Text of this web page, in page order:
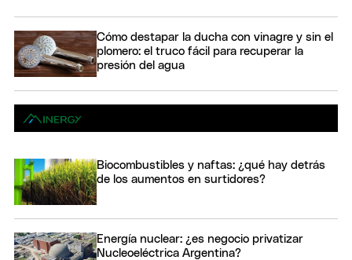
Cómo destapar la ducha con vinagre y sin el
plomero: el truco fácil para recuperar la
presión del agua
Biocombustibles y naftas: ¿qué hay detrás
de los aumentos en surtidores?
Energía nuclear: ¿es negocio privatizar
Nucleoeléctrica Argentina?